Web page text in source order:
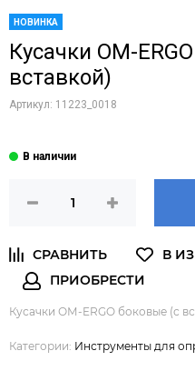
НОВИНКА
Кусачки ОМ-
вставкой)
Артикул: 11223_0018
Кусачки ОМ-ERGO боковые (с
Категории: Инструменты для